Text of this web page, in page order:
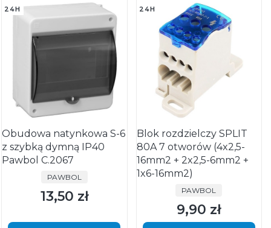
24H
Obudowa natynkowa S-6
z szybką dymną IP40
Pawbol C.2067
PRODUCENT
PAWBOL
Cena
13,50 zł
24H
Blok rozdzielczy SPLIT
80A 7 otworów (4x2,5-
16mm2 + 2x2,5-6mm2 +
1x6-16mm2)
PRODUCENT
PAWBOL
Cena
9,90 zł